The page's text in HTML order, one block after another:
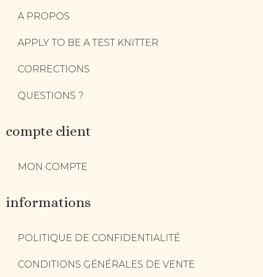
A PROPOS
APPLY TO BE A TEST KNITTER
CORRECTIONS
QUESTIONS ?
compte client
MON COMPTE
informations
POLITIQUE DE CONFIDENTIALITÉ
CONDITIONS GÉNÉRALES DE VENTE